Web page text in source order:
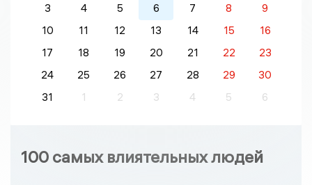
3
4 5 6 7 8
9
10
11 12 13 14 15
16
17
18 19 20 21 22
23
24
25 26 27 28 29
30
31
1 2 3 4 5 6
100 самых влиятельных людей